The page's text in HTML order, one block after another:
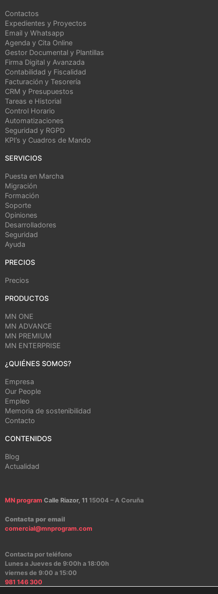
Contactos
Expedientes y Proyectos
Email y Whatsapp
Agenda y Cita Online
Gestor Documental y Plantillas
Firma Digital y Avanzada
Contabilidad y Fiscalidad
Facturación y Tesorería
CRM y Presupuestos
Tareas e Historial
Control Horario
Automatizaciones
Seguridad y RGPD
KPI’s y Cuadros de Mando
SERVICIOS
Puesta en Marcha
Migración
Formación
Soporte
Opiniones
Desarrolladores
Seguridad
Ayuda
PRECIOS
Precios
PRODUCTOS
MN ONE
MN ADVANCE
MN PREMIUM
MN ENTERPRISE
¿QUIÉNES SOMOS?
Empresa
Our People
Empleo
Memoria de sostenibilidad
Contacto
CONTENIDOS
Blog
Actualidad
MN program Calle Riazor, 11 15004 – A Coruña
Contacta por email
comercial@mnprogram.com
Contacta por teléfono
Lunes a Jueves de 9:00h a 18:00h
viernes de 9:00 a 15:00
981 146 300